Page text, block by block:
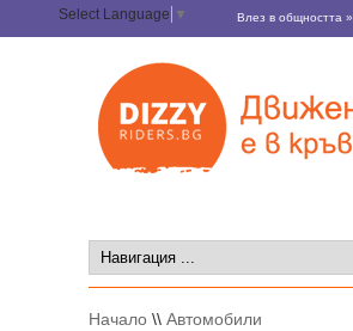
Select Language ▼ Влез в общността »
Начало \\ Автомобили